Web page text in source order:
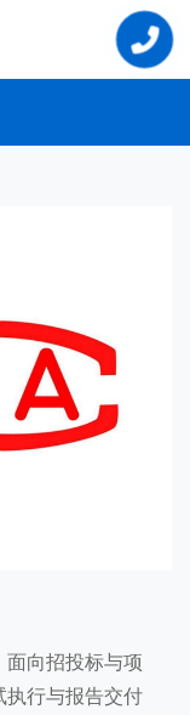
向招投标与项
执行与报告交付